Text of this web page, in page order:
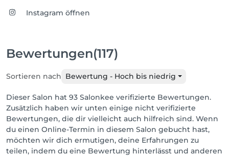
Instagram öffnen
Bewertungen(117)
Sortieren nach Bewertung - Hoch bis niedrig
Dieser Salon hat 93 Salonkee verifizierte Bewertungen.
Zusätzlich haben wir unten einige nicht verifizierte
Bewertungen, die dir vielleicht auch hilfreich sind. Wenn
du einen Online-Termin in diesem Salon gebucht hast,
möchten wir dich ermutigen, deine Erfahrungen zu
teilen, indem du eine Bewertung hinterlässt und anderen